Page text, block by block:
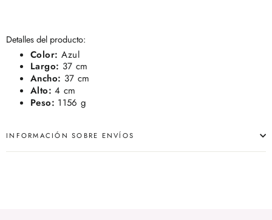
Detalles del producto:
Color: Azul
Largo: 37 cm
Ancho: 37 cm
Alto: 4 cm
Peso: 1156 g
INFORMACIÓN SOBRE ENVÍOS